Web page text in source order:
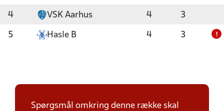
4 VSK Aarhus 4 3
5 Hasle B 4 3 !
Spørgsmål omkring denne række skal